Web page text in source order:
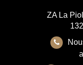
ZA La